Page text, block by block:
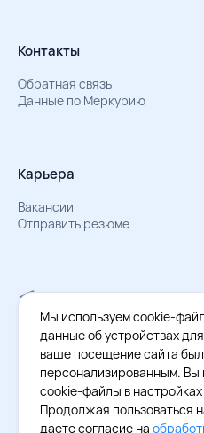
Контакты
Обратная связь
Данные по Меркурию
Карьера
Вакансии
Отправить резюме
Мы в Телеграм
Документы об обработке
Охрана труда – результаты СОУТ
Официальное
Cкачайте
Мы используем cookie-
данные об устройствах
ваше посещение сайта
персонализированным. Вы
cookie-файлы в
Продолжая пользоваться
даете согласие на